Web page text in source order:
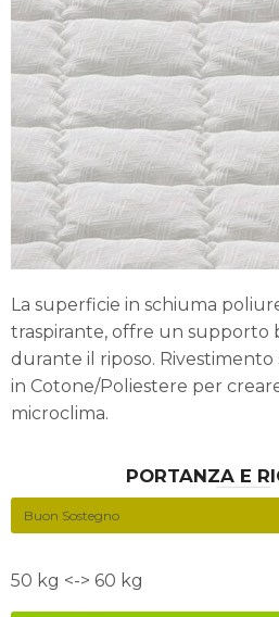
La superficie in schiuma
traspirante, offre un supporto
durante il riposo. Rivestimento
in Cotone/Poliestere per
microclima.
PORTANZA E
Buon Sostegno
50 kg <-> 60 kg